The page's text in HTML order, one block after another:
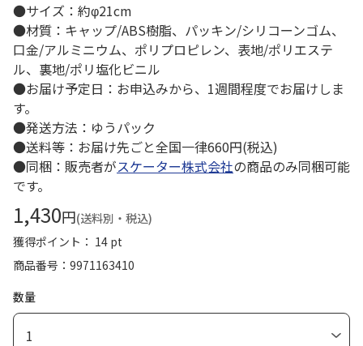
●サイズ：約φ21cm
●材質：キャップ/ABS樹脂、パッキン/シリコーンゴム、
口金/アルミニウム、ポリプロピレン、表地/ポリエステ
ル、裏地/ポリ塩化ビニル
●お届け予定日：お申込みから、1週間程度でお届けしま
す。
●発送方法：ゆうパック
●送料等：お届け先ごと全国一律660円(税込)
●同梱：販売者がスケーター株式会社の商品のみ同梱可能
です。
1,430円(送料別・税込)
獲得ポイント： 14 pt
商品番号
9971163410
数量
1